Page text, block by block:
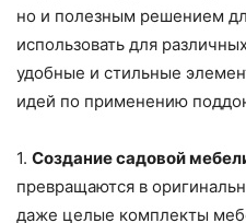
но и полезным решением
использовать для
удобные и стильные
идей по применению
1. Создание садовой
превращаются в
даже целые комплекты